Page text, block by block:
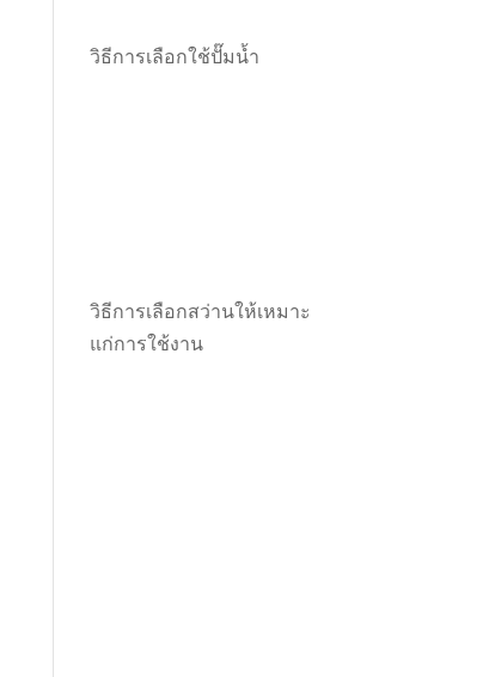
วิธีการเลือกใช้ปั๊มน้ำ
วิธีการเลือกสว่านให้เหมาะ
แก่การใช้งาน